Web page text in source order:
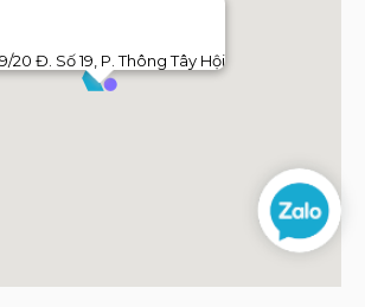
20 Đ. Số 19, P. Thông Tây Hội